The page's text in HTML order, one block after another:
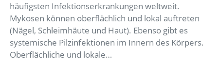
häufigsten Infektionserkrankungen weltweit.
Mykosen können oberflächlich und lokal auftreten
(Nägel, Schleimhäute und Haut). Ebenso gibt es
systemische Pilzinfektionen im Innern des Körpers.
Oberflächliche und lokale…